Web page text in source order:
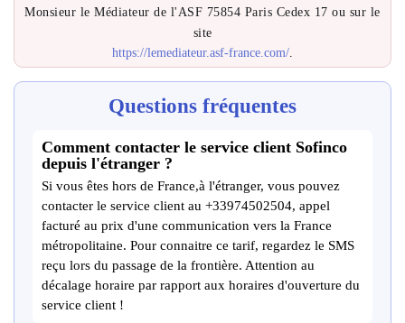
Monsieur le Médiateur de l'ASF 75854 Paris Cedex 17 ou sur le
site
https://lemediateur.asf-france.com/.
Questions fréquentes
Comment contacter le service client Sofinco
depuis l'étranger ?
Si vous êtes hors de France,à l'étranger, vous pouvez
contacter le service client au +33974502504, appel
facturé au prix d'une communication vers la France
métropolitaine. Pour connaitre ce tarif, regardez le SMS
reçu lors du passage de la frontière. Attention au
décalage horaire par rapport aux horaires d'ouverture du
service client !